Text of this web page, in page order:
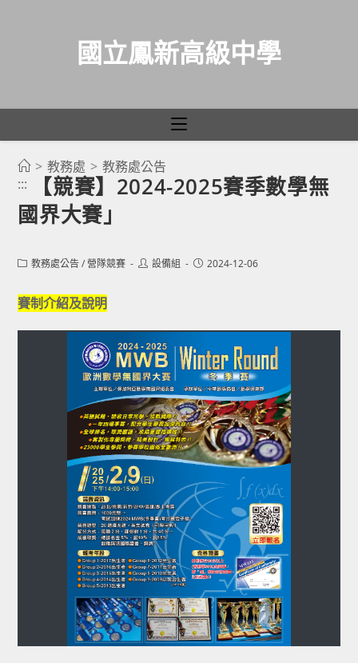
國立鳳新高級中學
> 教務處 > 教務處公告
:::
【競賽】2024-2025賽季數學無
國界大賽」
Post教務處公告 / 營隊競賽
Post設備組
Post2024-12-06
賽制介紹及說明